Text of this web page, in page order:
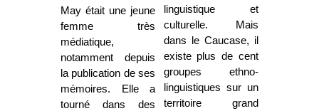
May était une jeune
femme très
médiatique,
notamment depuis
la publication de ses
mémoires. Elle a
tourné dans des
linguistique et
culturelle. Mais
dans le Caucase, il
existe plus de cent
groupes ethno-
linguistiques sur un
territoire grand